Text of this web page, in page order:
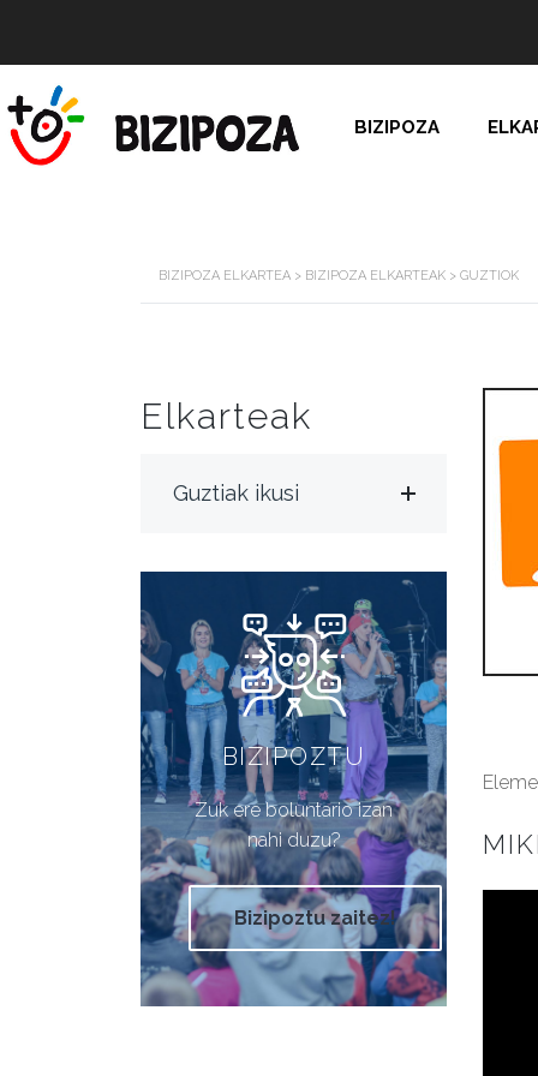
BIZIPOZA
BIZIPOZA ELKARTEA > BIZIPOZA ELKARTEAK > GUZTIOK
Elkarteak
Guztiak ikusi
BIZIPOZTU
Zuk ere boluntario izan
nahi duzu?
Bizipoztu zaitez!